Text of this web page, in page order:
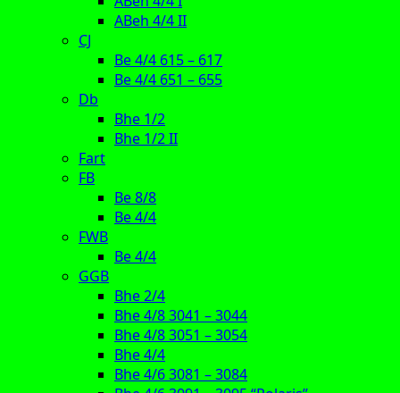
ABeh 4/4 II
CJ
Be 4/4 615 – 617
Be 4/4 651 – 655
Db
Bhe 1/2
Bhe 1/2 II
Fart
FB
Be 8/8
Be 4/4
FWB
Be 4/4
GGB
Bhe 2/4
Bhe 4/8 3041 – 3044
Bhe 4/8 3051 – 3054
Bhe 4/4
Bhe 4/6 3081 – 3084